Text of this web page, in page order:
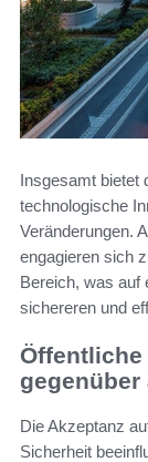
Insgesamt bietet
technologische
Veränderungen.
engagieren sich
Bereich, was auf
sichereren und
gegenüber
Die Akzeptanz
Sicherheit